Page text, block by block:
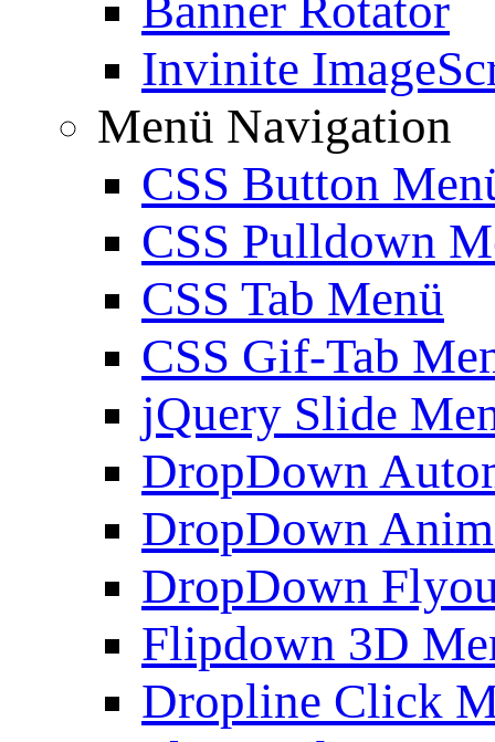
Invinite
Menü Navigation
CSS Button
CSS Pulldown
CSS Tab Menü
CSS Gif-Tab
jQuery Slide
DropDown
DropDown
DropDown
Flipdown 3D
Dropline Click